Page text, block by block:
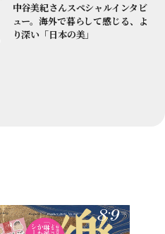
中谷美紀さんスペシャルインタビ
ュー。海外で暮らして感じる、よ
り深い「日本の美」